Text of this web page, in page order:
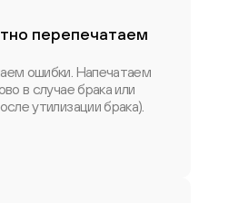
перепечатаем
ошибки. Напечатаем
в случае брака или
утилизации брака).